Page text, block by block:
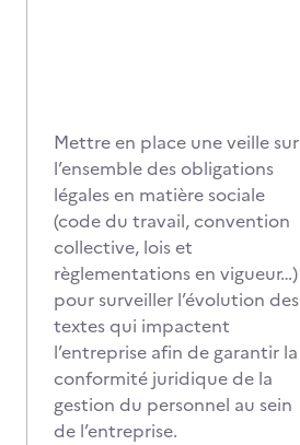
Mettre en place une veille sur
l’ensemble des obligations
légales en matière sociale
(code du travail, convention
collective, lois et
règlementations en vigueur…)
pour surveiller l’évolution des
textes qui impactent
l’entreprise afin de garantir la
conformité juridique de la
gestion du personnel au sein
de l’entreprise.